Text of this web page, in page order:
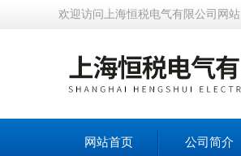
欢迎访问上海恒税电气有限公司网站
网站首页 公司简介